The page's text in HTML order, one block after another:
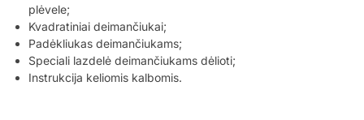
plėvele;
Kvadratiniai deimančiukai;
Padėkliukas deimančiukams;
Speciali lazdelė deimančiukams dėlioti;
Instrukcija keliomis kalbomis.